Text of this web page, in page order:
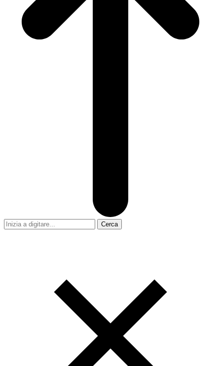
Cerca